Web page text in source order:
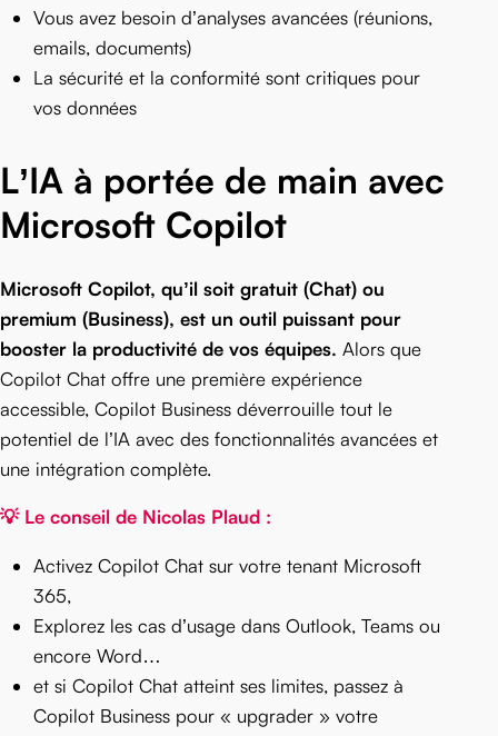
Vous avez besoin d’analyses avancées (réunions,
emails, documents)
La sécurité et la conformité sont critiques pour
vos données
L’IA à portée de main avec
Microsoft Copilot
Microsoft Copilot, qu’il soit gratuit (Chat) ou
premium (Business), est un outil puissant pour
booster la productivité de vos équipes. Alors que
Copilot Chat offre une première expérience
accessible, Copilot Business déverrouille tout le
potentiel de l’IA avec des fonctionnalités avancées et
une intégration complète.
💡 Le conseil de Nicolas Plaud :
Activez Copilot Chat sur votre tenant Microsoft
365,
Explorez les cas d’usage dans Outlook, Teams ou
encore Word…
et si Copilot Chat atteint ses limites, passez à
Copilot Business pour « upgrader » votre